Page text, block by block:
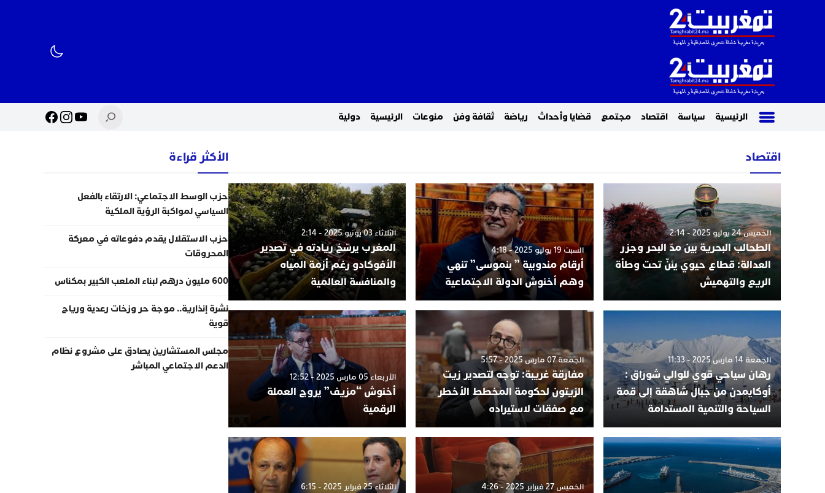
الرئيسية سياسة اقتصاد مجتمع قضايا وأحداث رياضة ثقافة وفن منوعات الرئيسية دولية
اقتصاد
الخميس 24 يوليو 2025 - 2:14
الطحالب البحرية بين مدّ البحر وجزر
العدالة: قطاع حيوي يئنّ تحت وطأة
الريع والتهميش
السبت 19 يوليو 2025 - 4:18
أرقام مندوبية ” بنموسى” تنهي
وهم أخنوش الدولة الاجتماعية
الثلاثاء 03 يونيو 2025 - 2:14
المغرب يرسّخ ريادته في تصدير
الأفوكادو رغم أزمة المياه
والمنافسة العالمية
الجمعة 14 مارس 2025 - 11:33
رهان سياحي قوي للوالي شوراق :
أوكايمدن من جبال شاهقة إلى قمة
السياحة والتنمية المستدامة
الجمعة 07 مارس 2025 - 5:57
مفارقة غريبة: توجه لتصدير زيت
الزيتون لحكومة المخطط الأخطر
مع صفقات لاستيراده
الأربعاء 05 مارس 2025 - 12:52
أخنوش “مزيف” يروج العملة
الرقمية
الخميس 27 فبراير 2025 - 4:26 الثلاثاء 25 فبراير 2025 - 6:15
الأكثر قراءة
حزب الوسط الاجتماعي: الارتقاء بالفعل
السياسي لمواكبة الرؤية الملكية
حزب الاستقلال يقدم دفوعاته في معركة
المحروقات
600 مليون درهم لبناء الملعب الكبير بمكناس
نشرة إنذارية.. موجة حر وزخات رعدية ورياح
قوية
مجلس المستشارين يصادق على مشروع نظام
الدعم الاجتماعي المباشر